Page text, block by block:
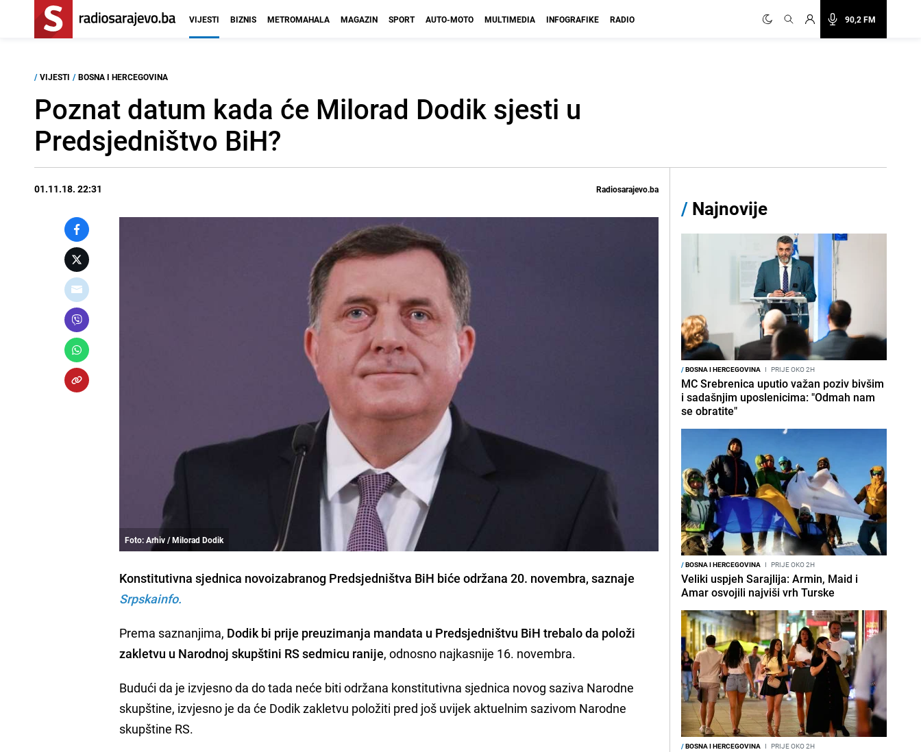
90,2 FM
VIJESTI BIZNIS METROMAHALA MAGAZIN SPORT AUTO-MOTO MULTIMEDIA INFOGRAFIKE RADIO
/ VIJESTI / BOSNA I HERCEGOVINA
Poznat datum kada će Milorad Dodik sjesti u
Predsjedništvo BiH?
01.11.18. 22:31 Radiosarajevo.ba
Foto: Arhiv / Milorad Dodik
Konstitutivna sjednica novoizabranog Predsjedništva BiH biće održana 20. novembra, saznaje
Srpskainfo.
Prema saznanjima, Dodik bi prije preuzimanja mandata u Predsjedništvu BiH trebalo da položi
zakletvu u Narodnoj skupštini RS sedmicu ranije, odnosno najkasnije 16. novembra.
Budući da je izvjesno da do tada neće biti održana konstitutivna sjednica novog saziva Narodne
skupštine, izvjesno je da će Dodik zakletvu položiti pred još uvijek aktuelnim sazivom Narodne
skupštine RS.
/ Najnovije
/BOSNA I HERCEGOVINA I PRIJE OKO 2H
MC Srebrenica uputio važan poziv bivšim
i sadašnjim uposlenicima: "Odmah nam
se obratite"
/BOSNA I HERCEGOVINA I PRIJE OKO 2H
Veliki uspjeh Sarajlija: Armin, Maid i
Amar osvojili najviši vrh Turske
/BOSNA I HERCEGOVINA I PRIJE OKO 2H